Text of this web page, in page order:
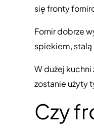
sięfronty
Fornir dobrze
spiekiem, stalą
W dużej
zostanie użyty
Czy